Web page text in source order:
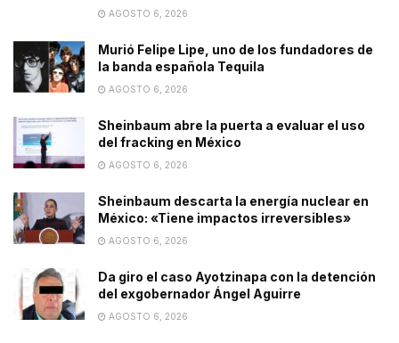
AGOSTO 6, 2026
Murió Felipe Lipe, uno de los fundadores de
la banda española Tequila
AGOSTO 6, 2026
Sheinbaum abre la puerta a evaluar el uso
del fracking en México
AGOSTO 6, 2026
Sheinbaum descarta la energía nuclear en
México: «Tiene impactos irreversibles»
AGOSTO 6, 2026
Da giro el caso Ayotzinapa con la detención
del exgobernador Ángel Aguirre
AGOSTO 6, 2026